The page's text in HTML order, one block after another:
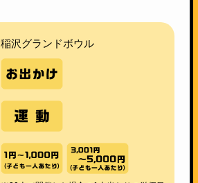
稲沢グランドボウル